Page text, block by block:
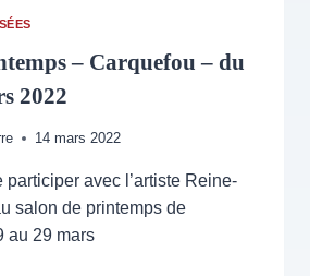
– Carquefou – du
2022
14 mars 2022
participer avec l’artiste Reine-
salon de printemps de
au 29 mars